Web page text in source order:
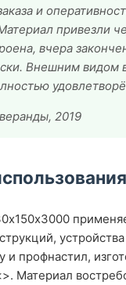
и
привезли
вчера
Внешним видом
2019
и профнастил,
Материал